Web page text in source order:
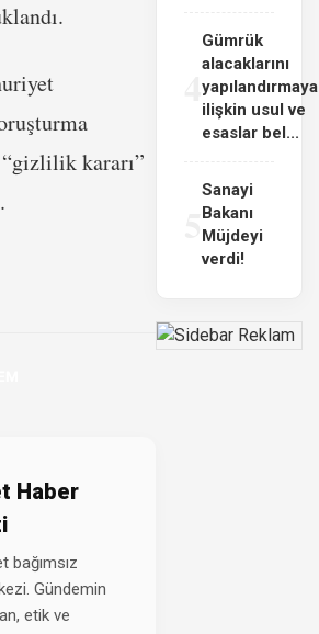
“gizlilik kararı”
Haber
bağımsız
Gündemin
etik ve
4
Gümrük
alacaklarını
yapılandırmaya
ilişkin usul ve
esaslar bel...
Sanayi
Bakanı
Müjdeyi
verdi!